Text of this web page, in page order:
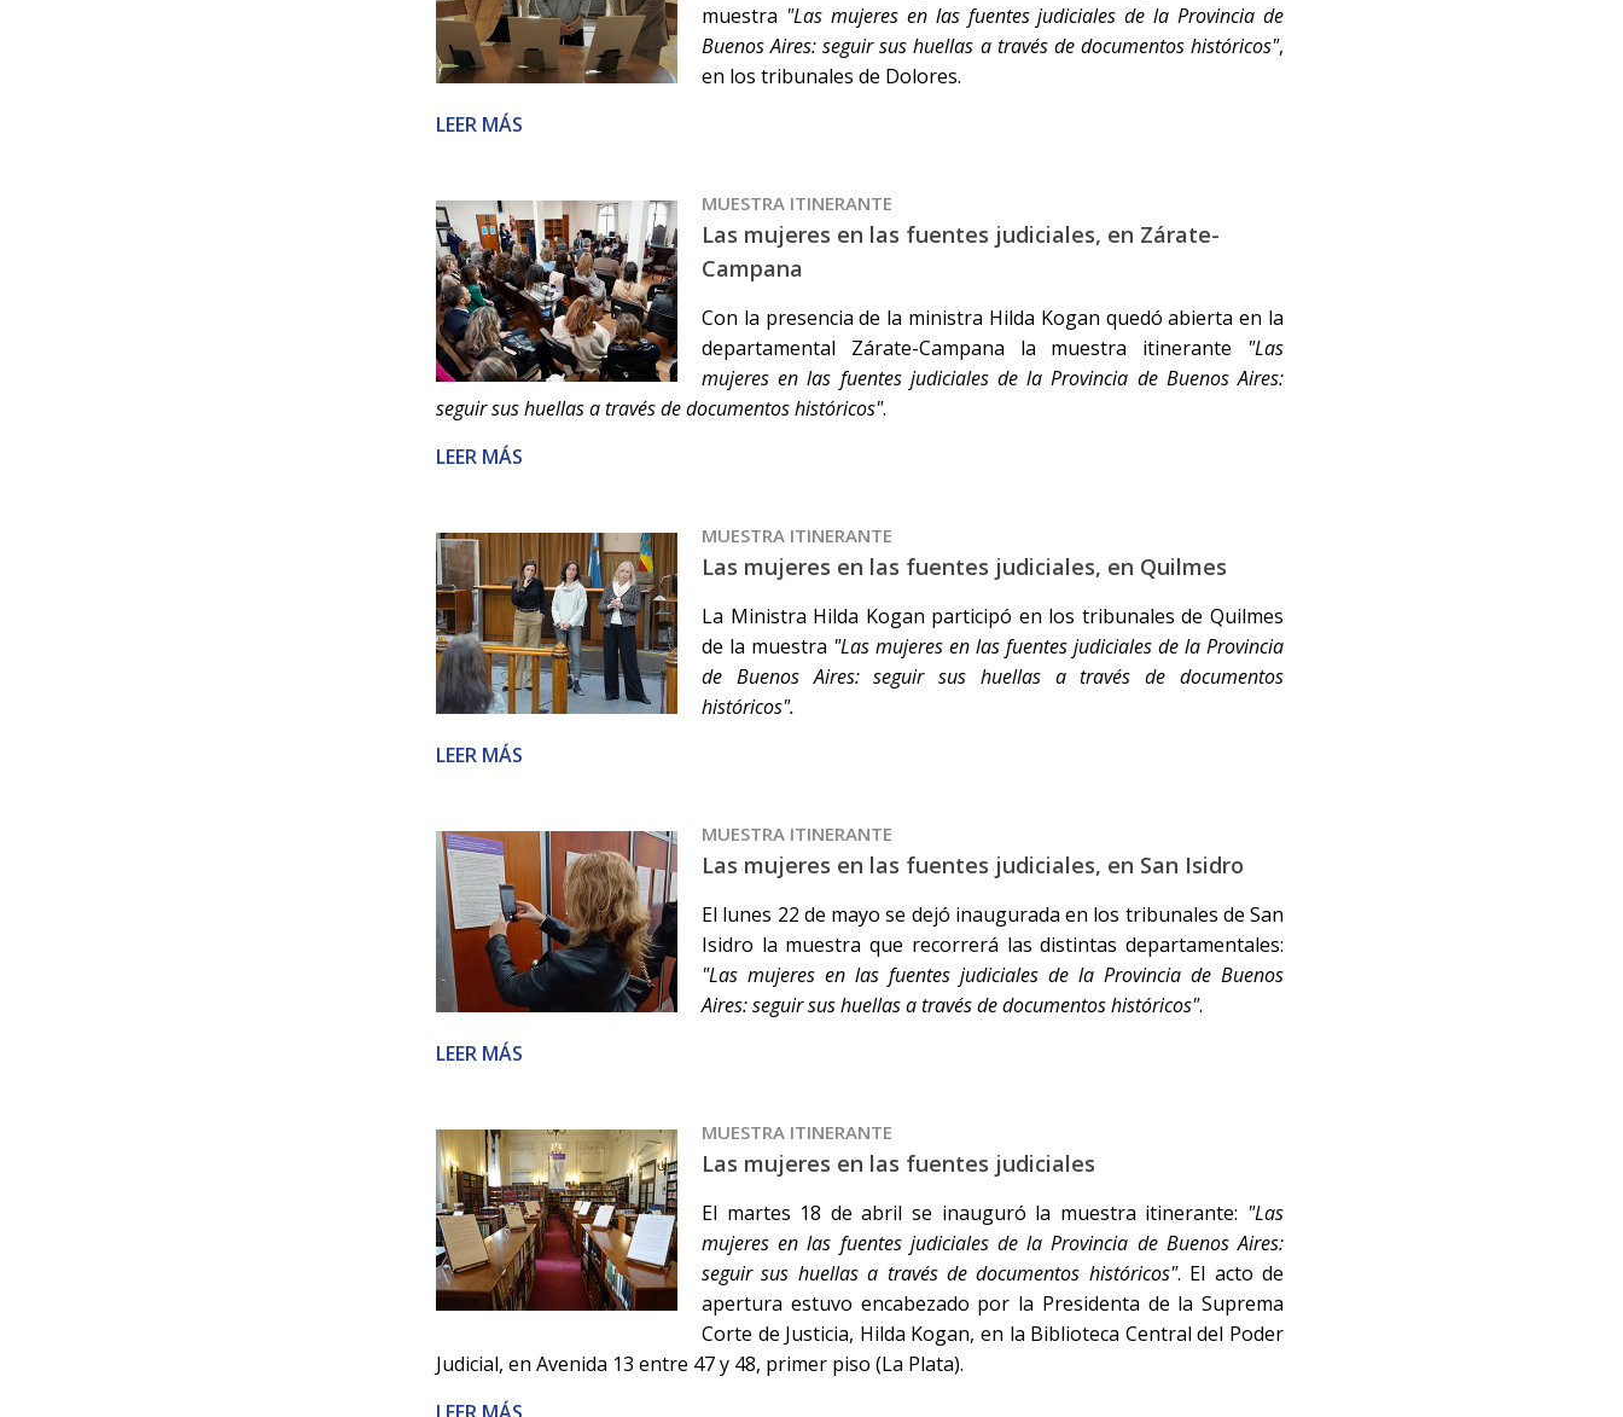
muestra "Las mujeres en las fuentes judiciales de la Provincia de
Buenos Aires: seguir sus huellas a través de documentos históricos",
en los tribunales de Dolores.
LEER MÁS
MUESTRA ITINERANTE
Las mujeres en las fuentes judiciales, en Zárate-
Campana
Con la presencia de la ministra Hilda Kogan quedó abierta en la
departamental Zárate-Campana la muestra itinerante "Las
mujeres en las fuentes judiciales de la Provincia de Buenos Aires:
seguir sus huellas a través de documentos históricos".
LEER MÁS
MUESTRA ITINERANTE
Las mujeres en las fuentes judiciales, en Quilmes
La Ministra Hilda Kogan participó en los tribunales de Quilmes
de la muestra "Las mujeres en las fuentes judiciales de la Provincia
de Buenos Aires: seguir sus huellas a través de documentos
históricos".
LEER MÁS
MUESTRA ITINERANTE
Las mujeres en las fuentes judiciales, en San Isidro
El lunes 22 de mayo se dejó inaugurada en los tribunales de San
Isidro la muestra que recorrerá las distintas departamentales:
"Las mujeres en las fuentes judiciales de la Provincia de Buenos
Aires: seguir sus huellas a través de documentos históricos".
LEER MÁS
MUESTRA ITINERANTE
Las mujeres en las fuentes judiciales
El martes 18 de abril se inauguró la muestra itinerante: "Las
mujeres en las fuentes judiciales de la Provincia de Buenos Aires:
seguir sus huellas a través de documentos históricos". El acto de
apertura estuvo encabezado por la Presidenta de la Suprema
Corte de Justicia, Hilda Kogan, en la Biblioteca Central del Poder
Judicial, en Avenida 13 entre 47 y 48, primer piso (La Plata).